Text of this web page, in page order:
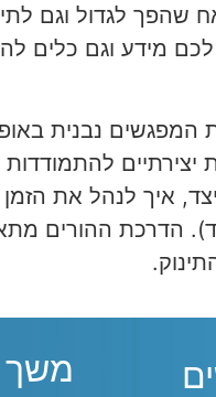
לגדול וגם
מידע וגם כלים
נבנית
יצירתיים
איך לנהל את הזמן
הדרכת ההורים
משך